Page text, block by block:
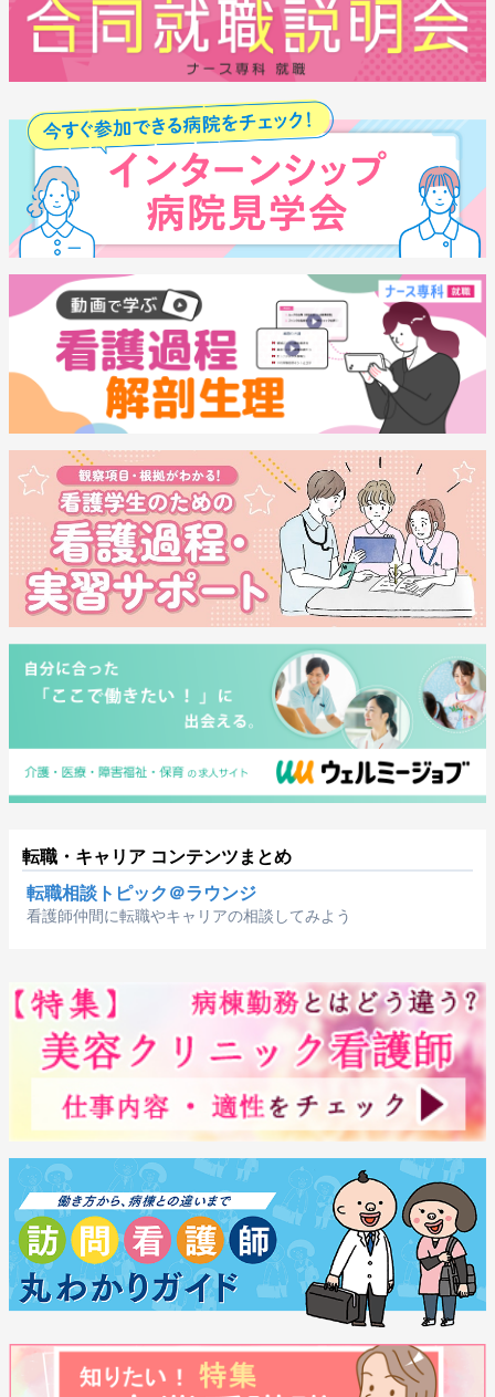
転職・キャリア コンテンツまとめ
転職相談トピック＠ラウンジ
看護師仲間に転職やキャリアの相談してみよう